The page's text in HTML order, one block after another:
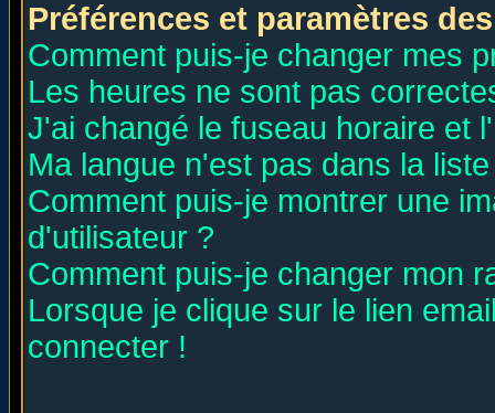
Préférences et paramètres
Comment puis-je changer mes
Les heures ne sont pas
J'ai changé le fuseau horaire et
Ma langue n'est pas dans la
Comment puis-je montrer une
d'utilisateur ?
Comment puis-je changer mon
Lorsque je clique sur le lien
connecter !